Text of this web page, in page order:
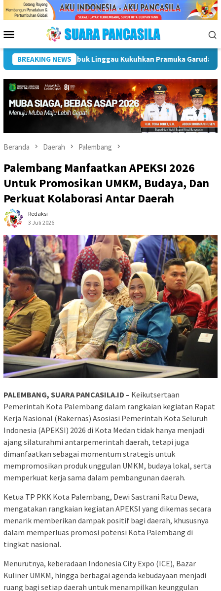
Menu
Mobile
BREAKING NEWS
Nasional 2026 Maling Nekad! 31 Lembar Aluminium
Beranda Daerah Palembang
Palembang Manfaatkan APEKSI 2026
Untuk Promosikan UMKM, Budaya, Dan
Perkuat Kolaborasi Antar Daerah
Redaksi
3 Juli 2026
PALEMBANG, SUARA PANCASILA.ID – Keikutsertaan
Pemerintah Kota Palembang dalam rangkaian kegiatan Rapat
Kerja Nasional (Rakernas) Asosiasi Pemerintah Kota Seluruh
Indonesia (APEKSI) 2026 di Kota Medan tidak hanya menjadi
ajang silaturahmi antarpemerintah daerah, tetapi juga
dimanfaatkan sebagai momentum strategis untuk
mempromosikan produk unggulan UMKM, budaya lokal, serta
memperkuat kerja sama dalam pembangunan daerah.
Ketua TP PKK Kota Palembang, Dewi Sastrani Ratu Dewa,
mengatakan rangkaian kegiatan APEKSI yang dikemas secara
menarik memberikan dampak positif bagi daerah, khususnya
dalam memperluas promosi potensi Kota Palembang di
tingkat nasional.
Menurutnya, keberadaan Indonesia City Expo (ICE), Bazar
Kuliner UMKM, hingga berbagai agenda kebudayaan menjadi
ruang bagi setiap daerah untuk menampilkan keunggulan